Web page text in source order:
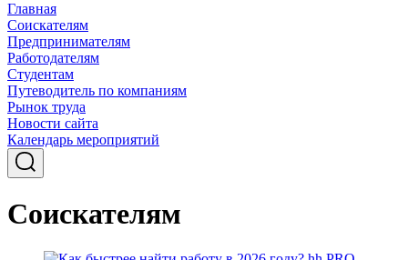
Главная
Соискателям
Предпринимателям
Работодателям
Студентам
Путеводитель по компаниям
Рынок труда
Новости сайта
Календарь мероприятий
Соискателям